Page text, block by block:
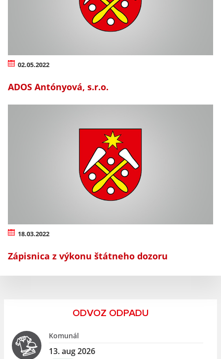
02.05.2022
ADOS Antónyová, s.r.o.
18.03.2022
Zápisnica z výkonu štátneho dozoru
ODVOZ ODPADU
Komunál
13. aug 2026